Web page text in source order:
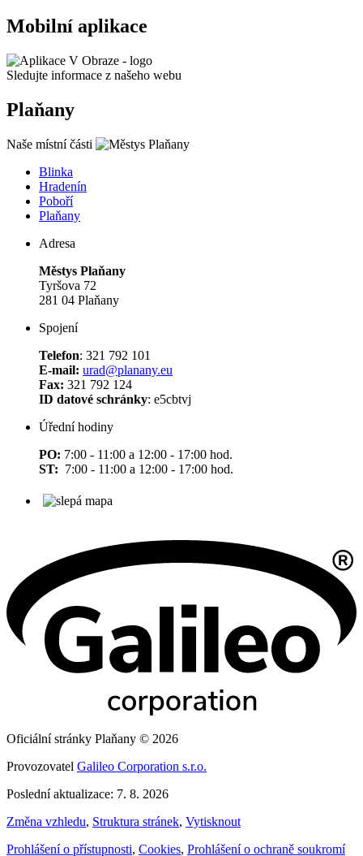
Mobilní aplikace
Sledujte informace z našeho webu
Plaňany
Naše místní části
Blinka
Hradenín
Poboří
Plaňany
Adresa
Městys Plaňany
Tyršova 72
281 04 Plaňany
Spojení
Telefon: 321 792 101
E-mail: urad@planany.eu
Fax: 321 792 124
ID datové schránky: e5cbtvj
Úřední hodiny
PO: 7:00 - 11:00 a 12:00 - 17:00 hod.
ST: 7:00 - 11:00 a 12:00 - 17:00 hod.
Oficiální stránky Plaňany © 2026
Provozovatel Galileo Corporation s.r.o.
Poslední aktualizace: 7. 8. 2026
Změna vzhledu, Struktura stránek, Vytisknout
Prohlášení o přístupnosti, Cookies, Prohlášení o ochraně soukromí